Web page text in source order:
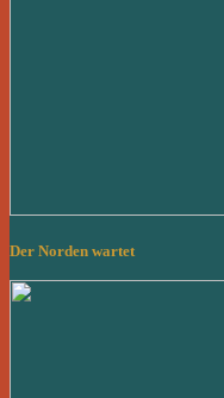
Der Norden wartet